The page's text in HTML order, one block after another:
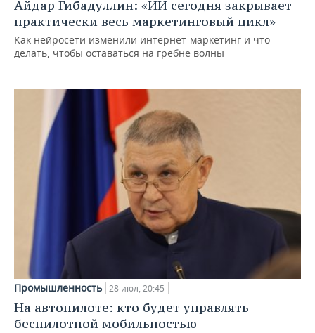
Айдар Гибадуллин: «ИИ сегодня закрывает
практически весь маркетинговый цикл»
Как нейросети изменили интернет-маркетинг и что
делать, чтобы оставаться на гребне волны
Промышленность 28 июл, 20:45
На автопилоте: кто будет управлять
беспилотной мобильностью